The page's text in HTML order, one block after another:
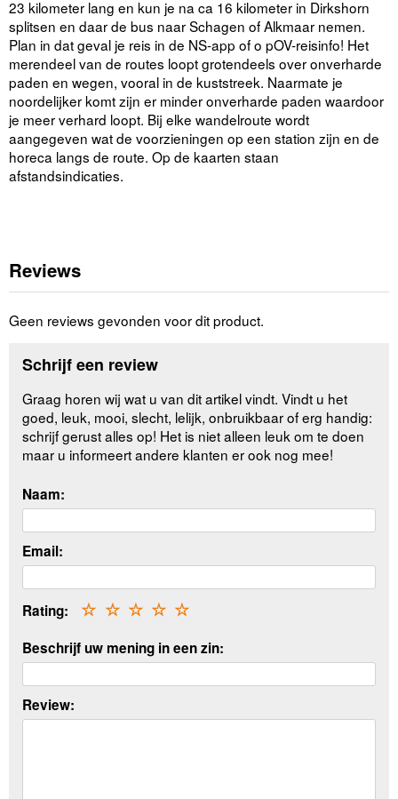
23 kilometer lang en kun je na ca 16 kilometer in Dirkshorn
splitsen en daar de bus naar Schagen of Alkmaar nemen.
Plan in dat geval je reis in de NS-app of o pOV-reisinfo! Het
merendeel van de routes loopt grotendeels over onverharde
paden en wegen, vooral in de kuststreek. Naarmate je
noordelijker komt zijn er minder onverharde paden waardoor
je meer verhard loopt. Bij elke wandelroute wordt
aangegeven wat de voorzieningen op een station zijn en de
horeca langs de route. Op de kaarten staan
afstandsindicaties.
Reviews
Geen reviews gevonden voor dit product.
Schrijf een review
Graag horen wij wat u van dit artikel vindt. Vindt u het
goed, leuk, mooi, slecht, lelijk, onbruikbaar of erg handig:
schrijf gerust alles op! Het is niet alleen leuk om te doen
maar u informeert andere klanten er ook nog mee!
Naam:
Email:
Rating: ☆
☆
☆
☆
☆
Beschrijf uw mening in een zin:
Review: